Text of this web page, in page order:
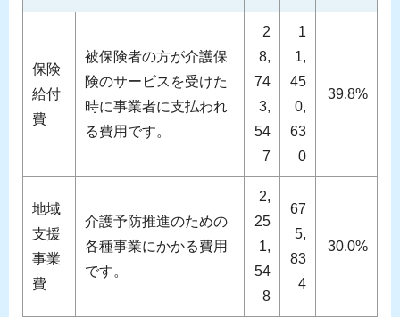
保険
給付
費
被保険者の方が介護保
険のサービスを受けた
時に事業者に支払われ
る費用です。
2
8,
74
3,
54
7
1
1,
45
0,
63
0
39.8%
地域
支援
事業
費
介護予防推進のための
各種事業にかかる費用
です。
2,
25
1,
54
8
67
5,
83
4
30.0%